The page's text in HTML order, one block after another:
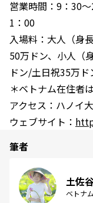
営業時間：9：30
1：00
入場料：大人（身
50万ドン、小人
ドン/土日祝35万ド
＊ベトナム在住者
アクセス：ハノイ
ウェブサイト：
筆者
土佐
ベトナ